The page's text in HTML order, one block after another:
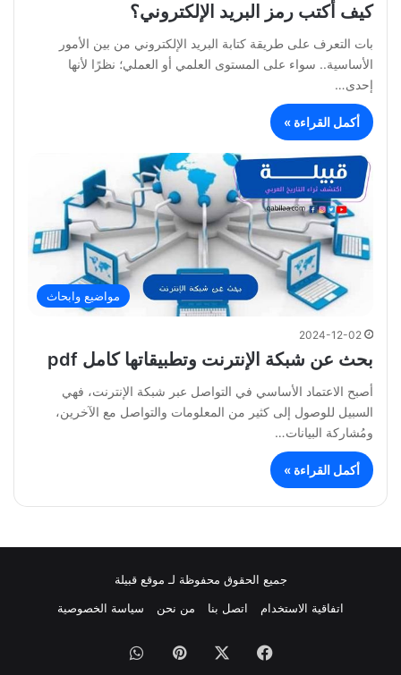
كيف أكتب رمز البريد الإلكتروني؟
بات التعرف على طريقة كتابة البريد الإلكتروني من بين الأمور
الأساسية.. سواء على المستوى العلمي أو العملي؛ نظرًا لأنها
إحدى…
أكمل القراءة »
مواضيع وابحاث
2024-12-02
بحث عن شبكة الإنترنت وتطبيقاتها كامل pdf
أصبح الاعتماد الأساسي في التواصل عبر شبكة الإنترنت، فهي
السبيل للوصول إلى كثير من المعلومات والتواصل مع الآخرين،
ومُشاركة البيانات…
أكمل القراءة »
جميع الحقوق محفوظة لـ موقع قبيلة
اتفاقية الاستخدام
اتصل بنا من نحن سياسة الخصوصية
فيسبوك بينتيريستواتساب